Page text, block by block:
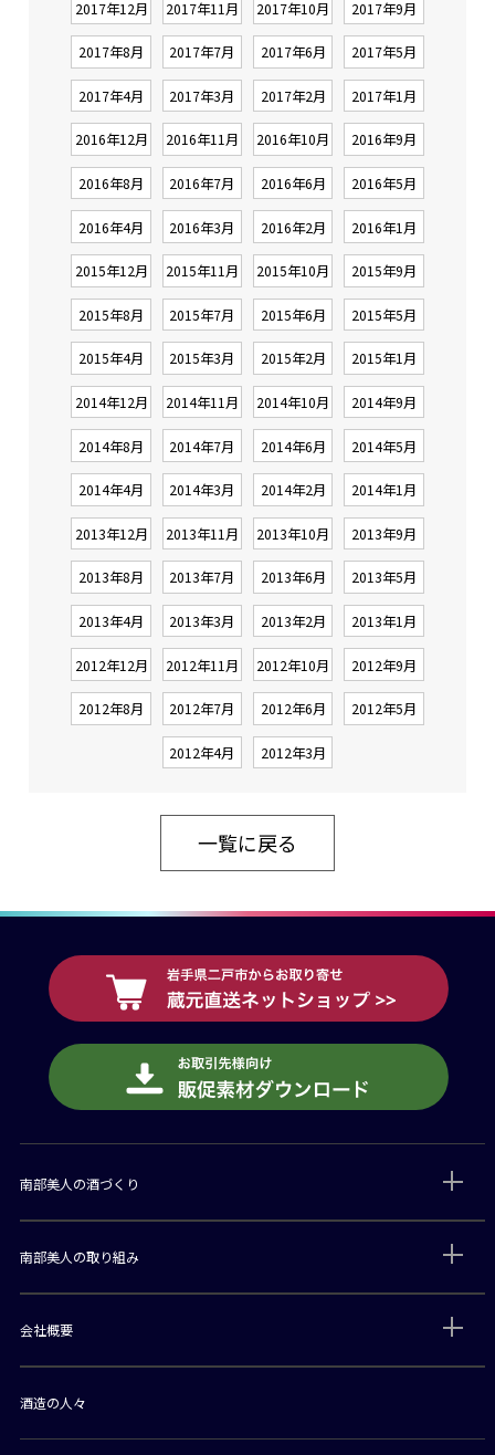
2017年12月 2017年11月 2017年10月 2017年9月
2017年8月 2017年7月 2017年6月 2017年5月
2017年4月 2017年3月 2017年2月 2017年1月
2016年12月 2016年11月 2016年10月 2016年9月
2016年8月 2016年7月 2016年6月 2016年5月
2016年4月 2016年3月 2016年2月 2016年1月
2015年12月 2015年11月 2015年10月 2015年9月
2015年8月 2015年7月 2015年6月 2015年5月
2015年4月 2015年3月 2015年2月 2015年1月
2014年12月 2014年11月 2014年10月 2014年9月
2014年8月 2014年7月 2014年6月 2014年5月
2014年4月 2014年3月 2014年2月 2014年1月
2013年12月 2013年11月 2013年10月 2013年9月
2013年8月 2013年7月 2013年6月 2013年5月
2013年4月 2013年3月 2013年2月 2013年1月
2012年12月 2012年11月 2012年10月 2012年9月
2012年8月 2012年7月 2012年6月 2012年5月
2012年4月 2012年3月
一覧に戻る
南部美人の酒づくり
南部美人の取り組み
会社概要
酒造の人々